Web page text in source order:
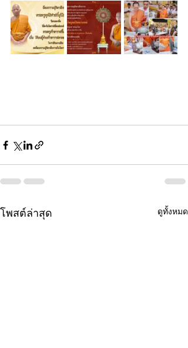
โพสต์ล่าสุด ดูทั้งหมด